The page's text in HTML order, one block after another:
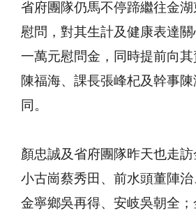
省府團隊仍馬不停蹄繼往金
慰問，對其生計及健康表達
一萬元慰問金，同時提前向
陳福海、課長張峰杞及幹事
同。
顏忠誠及省府團隊昨天也走訪
小古崗蔡秀田、前水頭董陣治
金寧鄉吳再得、安岐吳朝全；